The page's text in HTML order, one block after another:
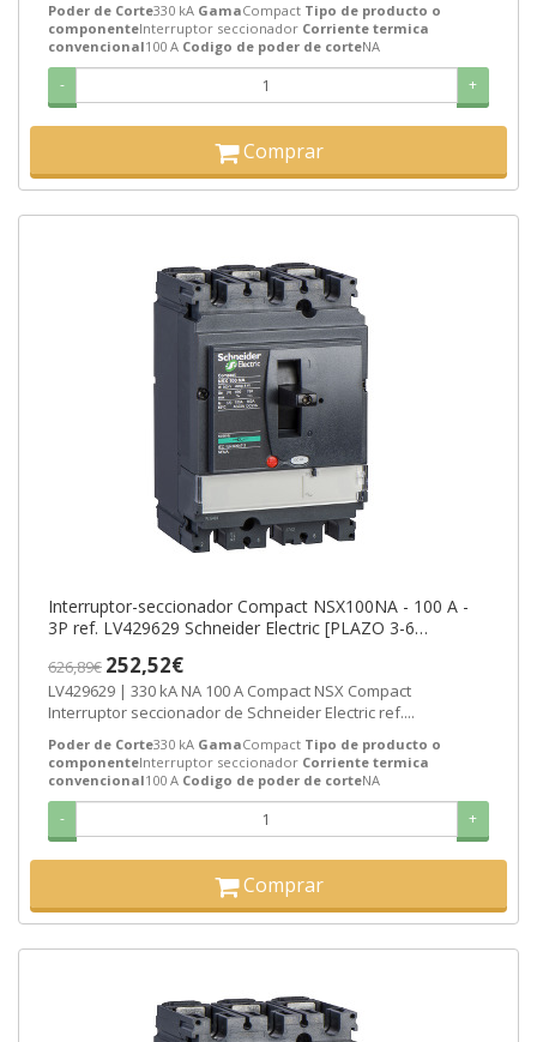
Poder de Corte330 kA GamaCompact Tipo de producto o
componenteInterruptor seccionador Corriente termica
convencional100 A Codigo de poder de corteNA
- +
Comprar
Interruptor-seccionador Compact NSX100NA - 100 A -
3P ref. LV429629 Schneider Electric [PLAZO 3-6
626,89€ 252,52€
LV429629 | 330 kA NA 100 A Compact NSX Compact
Interruptor seccionador de Schneider Electric ref....
Poder de Corte330 kA GamaCompact Tipo de producto o
componenteInterruptor seccionador Corriente termica
convencional100 A Codigo de poder de corteNA
- +
Comprar